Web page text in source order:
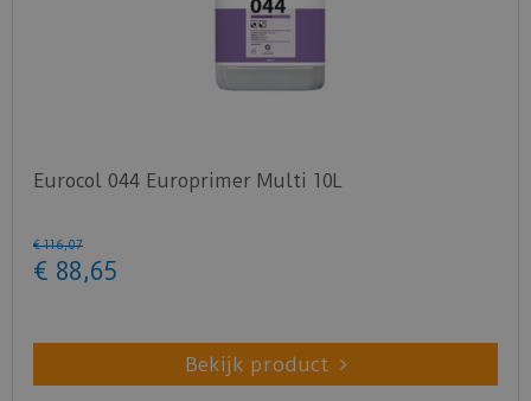
Eurocol 044 Europrimer Multi 10L
€ 116,07
€ 88,65
Bekijk product